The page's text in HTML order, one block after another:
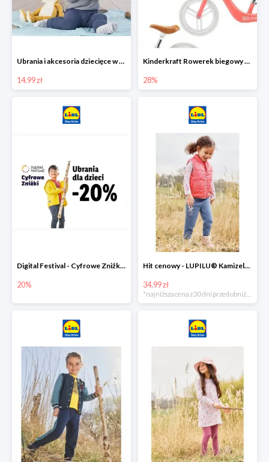
Ubrania i akcesoria dziecięce w Lidlu Online od 14,99 zł
14.99 zł
Kinderkraft Rowerek biegowy Fly
28%
Digital Festival - Cyfrowe Zniżki Ubrania dla dzieci w Lidlu -20%
20%
Hit cenowy - LUPILU® Kamizelka pikowana dziewczęca
34.99 zł